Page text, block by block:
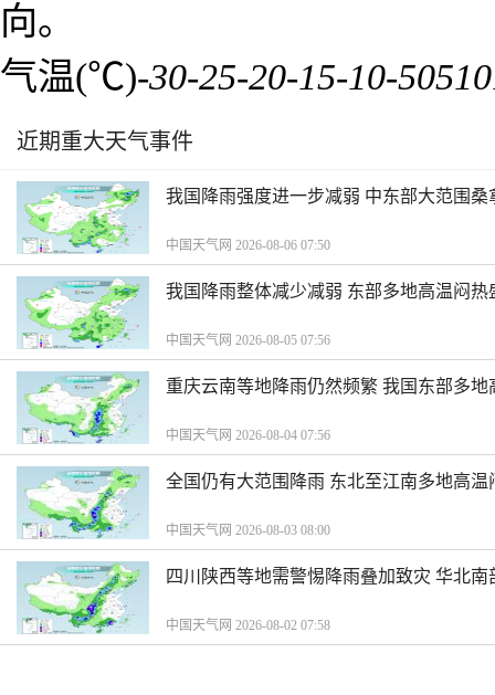
向。
气温(℃)-30-25-20-15-10-50510
近期重大天气事件
我国降雨强度进一步减弱 中东部大范围
中国天气网 2026-08-06 07:50
我国降雨整体减少减弱 东部多地高温闷热
中国天气网 2026-08-05 07:56
重庆云南等地降雨仍然频繁 我国东部多地
中国天气网 2026-08-04 07:56
全国仍有大范围降雨 东北至江南多地高温
中国天气网 2026-08-03 08:00
四川陕西等地需警惕降雨叠加致灾 华北
中国天气网 2026-08-02 07:58